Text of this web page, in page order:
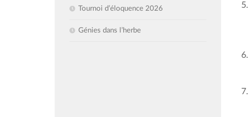
Tournoi d’éloquence 2026
Génies dans l’herbe